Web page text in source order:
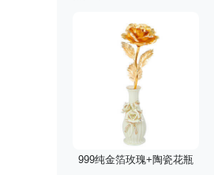
999纯金箔玫瑰+陶瓷花瓶